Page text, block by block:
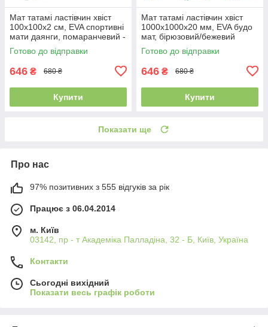
Мат татамі ластівчин хвіст
100х100х2 см, EVA спортивні
мати даянги, помаранчевий -
сірий
Готово до відправки
646 ₴ 680 ₴
Купити
Мат татамі ластівчин хвіст
1000х1000х20 мм, EVA будо
мат, бірюзовий/бежевий
Готово до відправки
646 ₴ 680 ₴
Купити
Показати ще
Про нас
97% позитивних з 555 відгуків за рік
Працює з 06.04.2014
м. Київ
03142, пр - т Академіка Палладіна, 32 - Б, Київ, Україна
Контакти
Сьогодні вихідний
Показати весь графік роботи